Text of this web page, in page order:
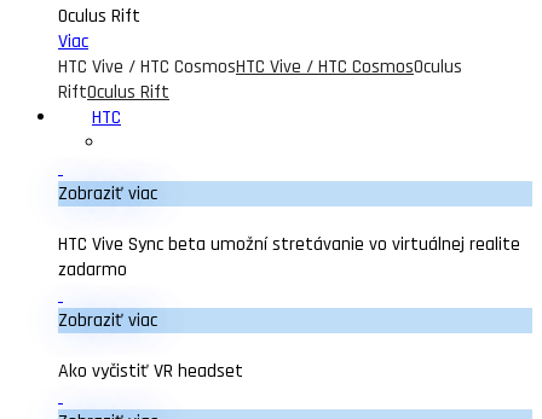
Oculus Rift
Viac
HTC Vive / HTC CosmosHTC Vive / HTC CosmosOculus
RiftOculus Rift
HTC
Zobraziť viac
HTC Vive Sync beta umožní stretávanie vo virtuálnej realite
zadarmo
Zobraziť viac
Ako vyčistiť VR headset